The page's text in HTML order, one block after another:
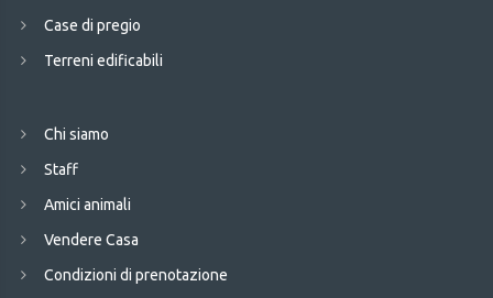
Case di pregio
Terreni edificabili
Chi siamo
Staff
Amici animali
Vendere Casa
Condizioni di prenotazione